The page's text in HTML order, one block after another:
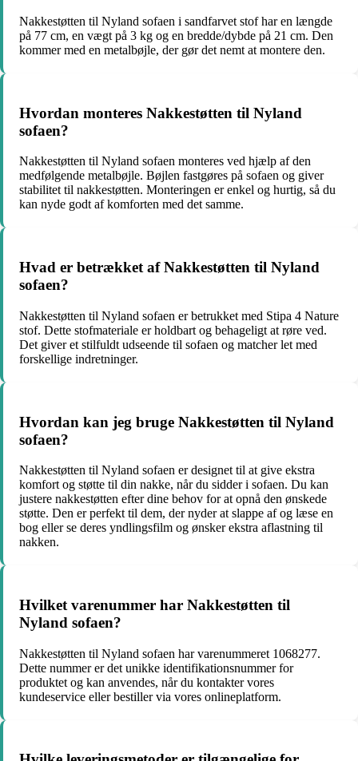
Nakkestøtten til Nyland sofaen i sandfarvet stof har en længde
på 77 cm, en vægt på 3 kg og en bredde/dybde på 21 cm. Den
kommer med en metalbøjle, der gør det nemt at montere den.
Hvordan monteres Nakkestøtten til Nyland
sofaen?
Nakkestøtten til Nyland sofaen monteres ved hjælp af den
medfølgende metalbøjle. Bøjlen fastgøres på sofaen og giver
stabilitet til nakkestøtten. Monteringen er enkel og hurtig, så du
kan nyde godt af komforten med det samme.
Hvad er betrækket af Nakkestøtten til Nyland
sofaen?
Nakkestøtten til Nyland sofaen er betrukket med Stipa 4 Nature
stof. Dette stofmateriale er holdbart og behageligt at røre ved.
Det giver et stilfuldt udseende til sofaen og matcher let med
forskellige indretninger.
Hvordan kan jeg bruge Nakkestøtten til Nyland
sofaen?
Nakkestøtten til Nyland sofaen er designet til at give ekstra
komfort og støtte til din nakke, når du sidder i sofaen. Du kan
justere nakkestøtten efter dine behov for at opnå den ønskede
støtte. Den er perfekt til dem, der nyder at slappe af og læse en
bog eller se deres yndlingsfilm og ønsker ekstra aflastning til
nakken.
Hvilket varenummer har Nakkestøtten til
Nyland sofaen?
Nakkestøtten til Nyland sofaen har varenummeret 1068277.
Dette nummer er det unikke identifikationsnummer for
produktet og kan anvendes, når du kontakter vores
kundeservice eller bestiller via vores onlineplatform.